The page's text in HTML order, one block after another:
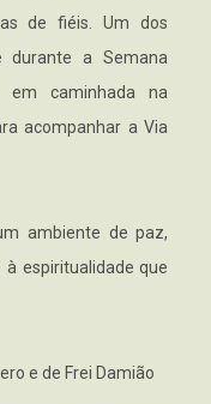
de fiéis. Um dos
durante a Semana
em caminhada na
acompanhar a Via
ambiente de paz,
espiritualidade que